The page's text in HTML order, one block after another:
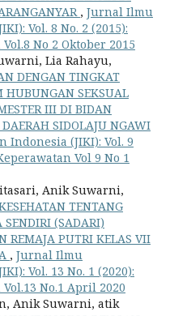
, Jurnal Ilmu
Vol. 8 No. 2 (2015):
No 2 Oktober 2015
Lia Rahayu,
DENGAN TINGKAT
HUBUNGAN SEKSUAL
III DI BIDAN
SIDOLAJU NGAWI
(JIKI): Vol. 9
Vol 9 No 1
Anik Suwarni,
TENTANG
SENDIRI (SADARI)
REMAJA PUTRI KELAS VII
, Jurnal Ilmu
Vol. 13 No. 1 (2020):
No.1 April 2020
Anik Suwarni, atik